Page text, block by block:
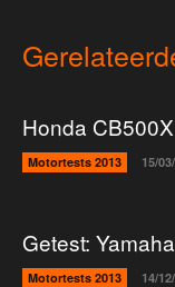
Honda
Motortests 2013 15/
Getest:
Motortests 2013 14/